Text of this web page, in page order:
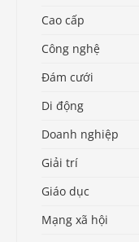
Cao cấp
Công nghệ
Đám cưới
Di động
Doanh nghiệp
Giải trí
Giáo dục
Mạng xã hội